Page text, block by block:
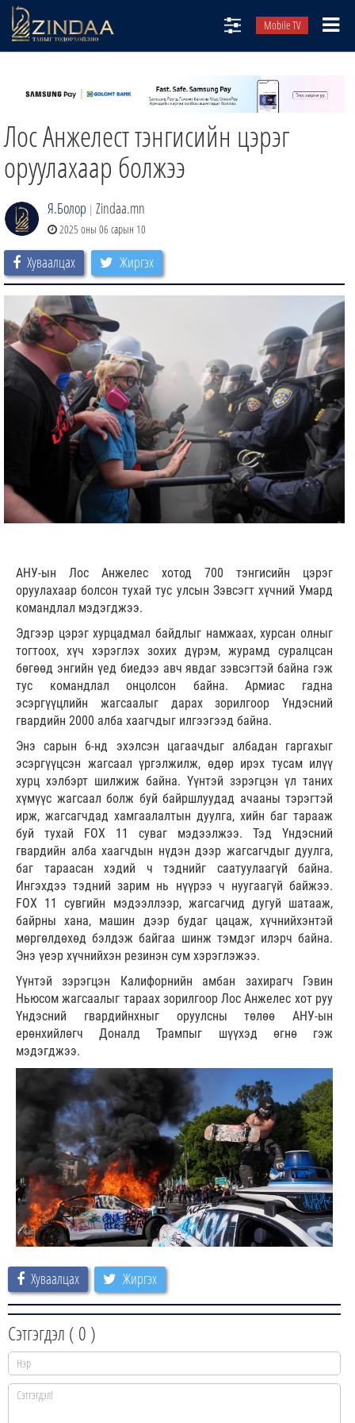
Mobile TV
ТВ8
ӨГЛӨӨНИЙ СОНИН
ЗИНДАА СЭТГҮҮЛ
Лос Анжелест тэнгисийн цэрэг
оруулахаар болжээ
Я.Болор | Zindaa.mn
2025 оны 06 сарын 10
Хуваалцах Жиргэх
АНУ-ын Лос Анжелес хотод 700 тэнгисийн цэрэг
оруулахаар болсон тухай тус улсын Зэвсэгт хүчний Умард
командлал мэдэгджээ.
Эдгээр цэрэг хурцадмал байдлыг намжаах, хурсан олныг
тогтоох, хүч хэрэглэх зохих дүрэм, журамд суралцсан
бөгөөд энгийн үед биедээ авч явдаг зэвсэгтэй байна гэж
тус командлал онцолсон байна. Армиас гадна
эсэргүүцлийн жагсаалыг дарах зорилгоор Үндэсний
гвардийн 2000 алба хаагчдыг илгээгээд байна.
Энэ сарын 6-нд эхэлсэн цагаачдыг албадан гаргахыг
эсэргүүцсэн жагсаал үргэлжилж, өдөр ирэх тусам илүү
хурц хэлбэрт шилжиж байна. Үүнтэй зэрэгцэн үл таних
хүмүүс жагсаал болж буй байршлуудад ачааны тэрэгтэй
ирж, жагсагчдад хамгаалалтын дуулга, хийн баг тарааж
буй тухай FOX 11 суваг мэдээлжээ. Тэд Үндэсний
гвардийн алба хаагчдын нүдэн дээр жагсагчдыг дуулга,
баг тараасан хэдий ч тэднийг саатуулаагүй байна.
Ингэхдээ тэдний зарим нь нүүрээ ч нуугаагүй байжээ.
FOX 11 сувгийн мэдээллээр, жагсагчид дугуй шатааж,
байрны хана, машин дээр будаг цацаж, хүчнийхэнтэй
мөргөлдөхөд бэлдэж байгаа шинж тэмдэг илэрч байна.
Энэ үеэр хүчнийхэн резинэн сум хэрэглэжээ.
Үүнтэй зэрэгцэн Калифорнийн амбан захирагч Гэвин
Ньюсом жагсаалыг тараах зорилгоор Лос Анжелес хот руу
Үндэсний гвардийнхныг оруулсны төлөө АНУ-ын
ерөнхийлөгч Доналд Трампыг шүүхэд өгнө гэж
мэдэгджээ.
Хуваалцах Жиргэх
Сэтгэгдэл ( 0 )